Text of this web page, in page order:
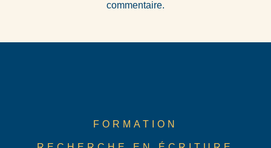
commentaire.
FORMATION